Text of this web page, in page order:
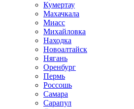
Кумертау
Махачкала
Миасс
Михайловка
Находка
Новоалтайск
Нягань
Оренбург
Пермь
Россошь
Самара
Сарапул